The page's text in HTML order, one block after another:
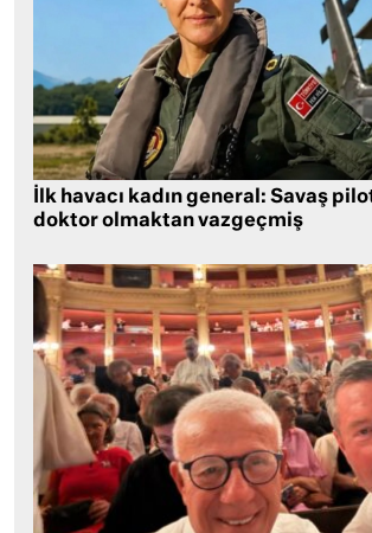
İlk havacı kadın general: Savaş
doktor olmaktan vazgeçmiş